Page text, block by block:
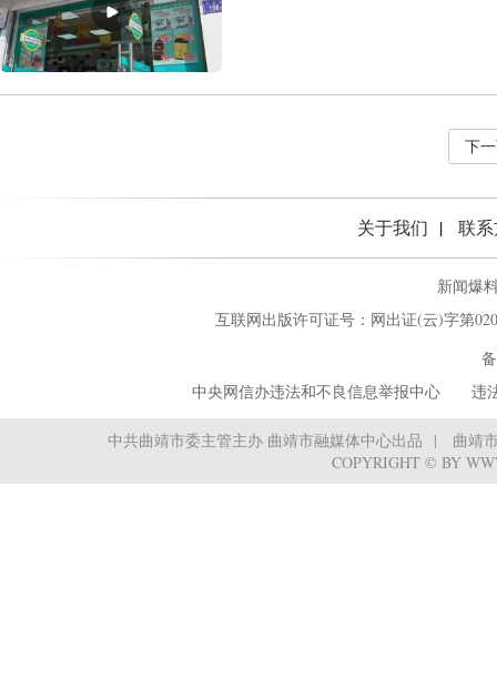
下
关于我们 联
新闻爆
互联网出版许可证号：网出证(云)字第
中央网信办违法和不良信息举报中心 违法
中共曲靖市委主管主办 曲靖市融媒体中心出品
曲靖
COPYRIGHT © BY